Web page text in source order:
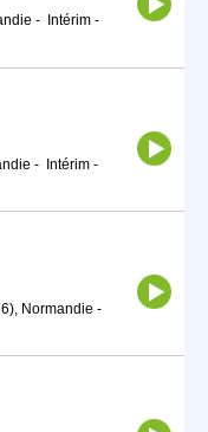
- Intérim -
- Intérim -
Normandie -